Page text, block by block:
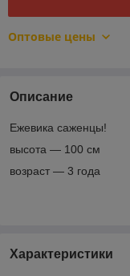
Оптовые цены
Описание
Ежевика саженцы!
высота ― 100 см
возраст ― 3 года
Характеристики